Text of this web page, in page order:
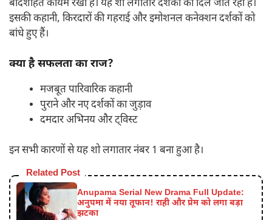
बादशाहत कायम रखी है। यह शो लगातार दर्शकों का दिल जीत रहा है।
इसकी कहानी, किरदारों की गहराई और इमोशनल कनेक्शन दर्शकों को
बांधे हुए हैं।
क्या है सफलता का राज?
मजबूत पारिवारिक कहानी
पुराने और नए दर्शकों का जुड़ाव
दमदार अभिनय और ट्विस्ट
इन सभी कारणों से यह शो लगातार नंबर 1 बना हुआ है।
Related Post
Anupama Serial New Drama Full Update:
अनुपमा में नया तूफान! राही और प्रेम को लगा बड़ा
झटका